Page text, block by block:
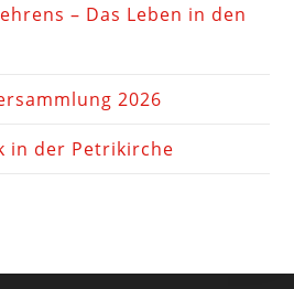
– Das Leben in den
2026
in der Petrikirche